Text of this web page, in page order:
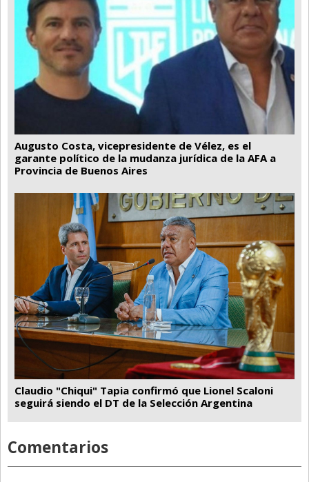
Augusto Costa, vicepresidente de Vélez, es el
garante político de la mudanza jurídica de la AFA a
Provincia de Buenos Aires
Claudio "Chiqui" Tapia confirmó que Lionel Scaloni
seguirá siendo el DT de la Selección Argentina
Comentarios